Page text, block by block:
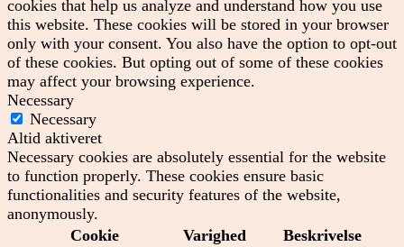
cookies that help us analyze and understand how you use
this website. These cookies will be stored in your browser
only with your consent. You also have the option to opt-out
of these cookies. But opting out of some of these cookies
may affect your browsing experience.
Necessary
Necessary
Altid aktiveret
Necessary cookies are absolutely essential for the website
to function properly. These cookies ensure basic
functionalities and security features of the website,
anonymously.
Cookie
Varighed Beskrivelse